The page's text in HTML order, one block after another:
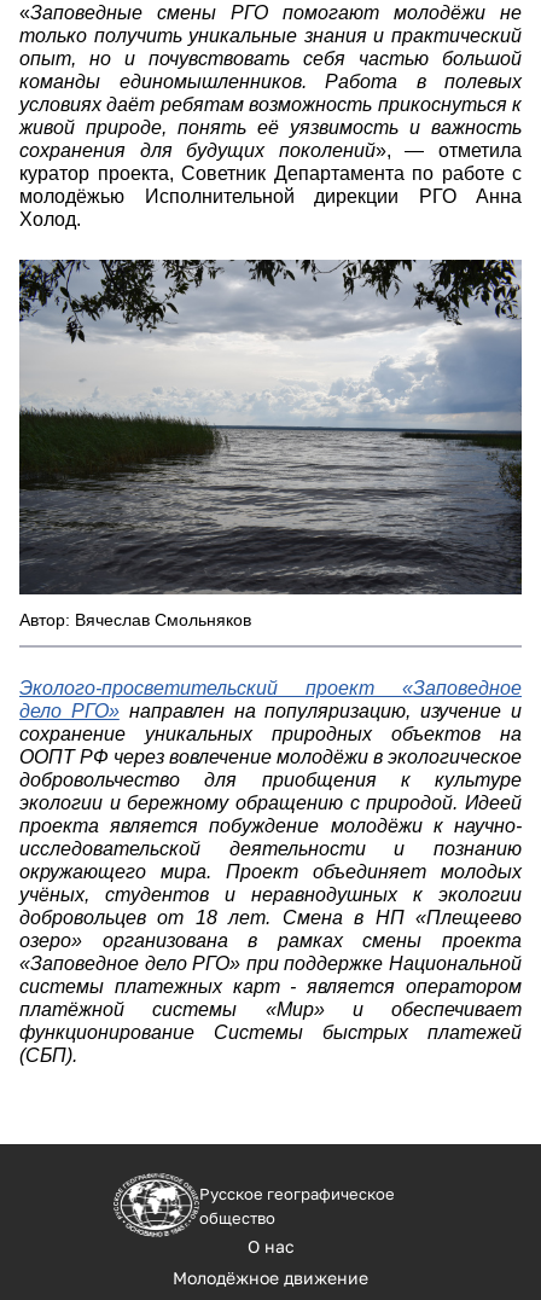
«Заповедные смены РГО помогают молодёжи не
только получить уникальные знания и практический
опыт, но и почувствовать себя частью большой
команды единомышленников. Работа в полевых
условиях даёт ребятам возможность прикоснуться к
живой природе, понять её уязвимость и важность
сохранения для будущих поколений», — отметила
куратор проекта, Советник Департамента по работе с
молодёжью Исполнительной дирекции РГО Анна
Холод.
dsc_0145.jpg
Автор: Вячеслав Смольняков
Эколого-просветительский проект «Заповедное
дело РГО»направлен на популяризацию, изучение и
сохранение уникальных природных объектов на
ООПТ РФ через вовлечение молодёжи в экологическое
добровольчество для приобщения к культуре
экологии и бережному обращению с природой. Идеей
проекта является побуждение молодёжи к научно-
исследовательской деятельности и познанию
окружающего мира. Проект объединяет молодых
учёных, студентов и неравнодушных к экологии
добровольцев от 18 лет. Смена в НП «Плещеево
озеро» организована в рамках смены проекта
«Заповедное дело РГО» при поддержке Национальной
системы платежных карт - является оператором
платёжной системы «Мир» и обеспечивает
функционирование Системы быстрых платежей
(СБП).
Русское географическое
общество
О нас
Молодёжное движение